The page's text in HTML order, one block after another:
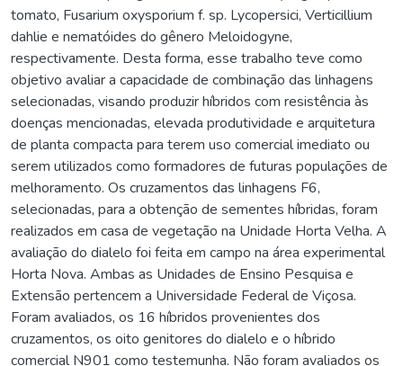
tomato, Fusarium oxysporium f. sp. Lycopersici, Verticillium
dahlie e nematóides do gênero Meloidogyne,
respectivamente. Desta forma, esse trabalho teve como
objetivo avaliar a capacidade de combinação das linhagens
selecionadas, visando produzir híbridos com resistência às
doenças mencionadas, elevada produtividade e arquitetura
de planta compacta para terem uso comercial imediato ou
serem utilizados como formadores de futuras populações de
melhoramento. Os cruzamentos das linhagens F6,
selecionadas, para a obtenção de sementes híbridas, foram
realizados em casa de vegetação na Unidade Horta Velha. A
avaliação do dialelo foi feita em campo na área experimental
Horta Nova. Ambas as Unidades de Ensino Pesquisa e
Extensão pertencem a Universidade Federal de Viçosa.
Foram avaliados, os 16 híbridos provenientes dos
cruzamentos, os oito genitores do dialelo e o híbrido
comercial N901 como testemunha. Não foram avaliados os